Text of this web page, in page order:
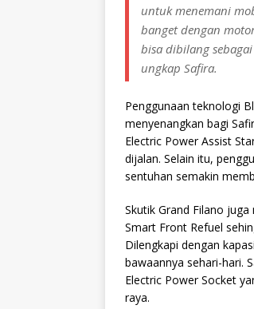
untuk menemani
banget dengan
bisa dibilang
ungkap Safira.
Penggunaan teknologi
menyenangkan bagi
Electric Power Assist
dijalan. Selain itu,
sentuhan semakin
Skutik Grand Filano
Smart Front Refuel
Dilengkapi dengan
bawaannya sehari-hari.
Electric Power Socket
raya.